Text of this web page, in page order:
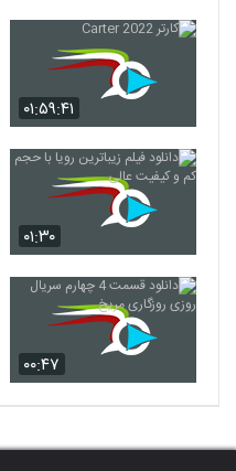
۰۱:۵۹:۴۱
۰۱:۳۰
۰۰:۴۷